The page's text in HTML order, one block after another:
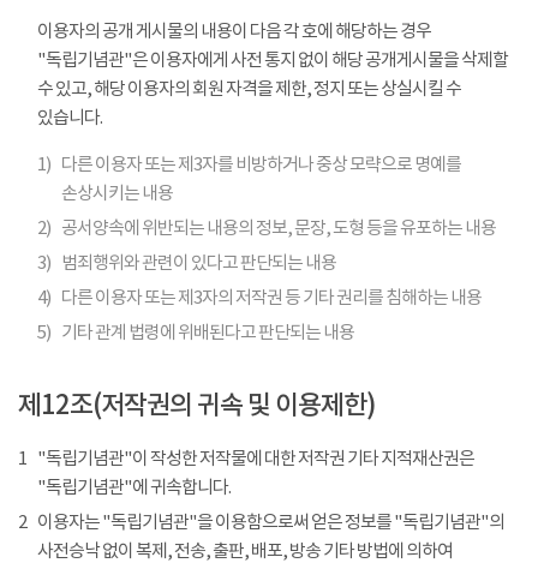
이용자의 공개 게시물의 내용이 다음 각 호에 해당하는 경우
"독립기념관"은 이용자에게 사전 통지 없이 해당 공개게시물을 삭제할
수 있고, 해당 이용자의 회원 자격을 제한, 정지 또는 상실시킬 수
있습니다.
1) 다른 이용자 또는 제3자를 비방하거나 중상 모략으로 명예를
손상시키는 내용
2) 공서양속에 위반되는 내용의 정보, 문장, 도형 등을 유포하는 내용
3)
범죄행위와 관련이 있다고 판단되는 내용
4) 다른 이용자 또는 제3자의 저작권 등 기타 권리를 침해하는 내용
5) 기타 관계 법령에 위배된다고 판단되는 내용
제12조(저작권의 귀속 및 이용제한)
1 "독립기념관"이 작성한 저작물에 대한 저작권 기타 지적재산권은
"독립기념관"에 귀속합니다.
2 이용자는 "독립기념관"을 이용함으로써 얻은 정보를 "독립기념관"의
사전승낙 없이 복제, 전송, 출판, 배포, 방송 기타 방법에 의하여